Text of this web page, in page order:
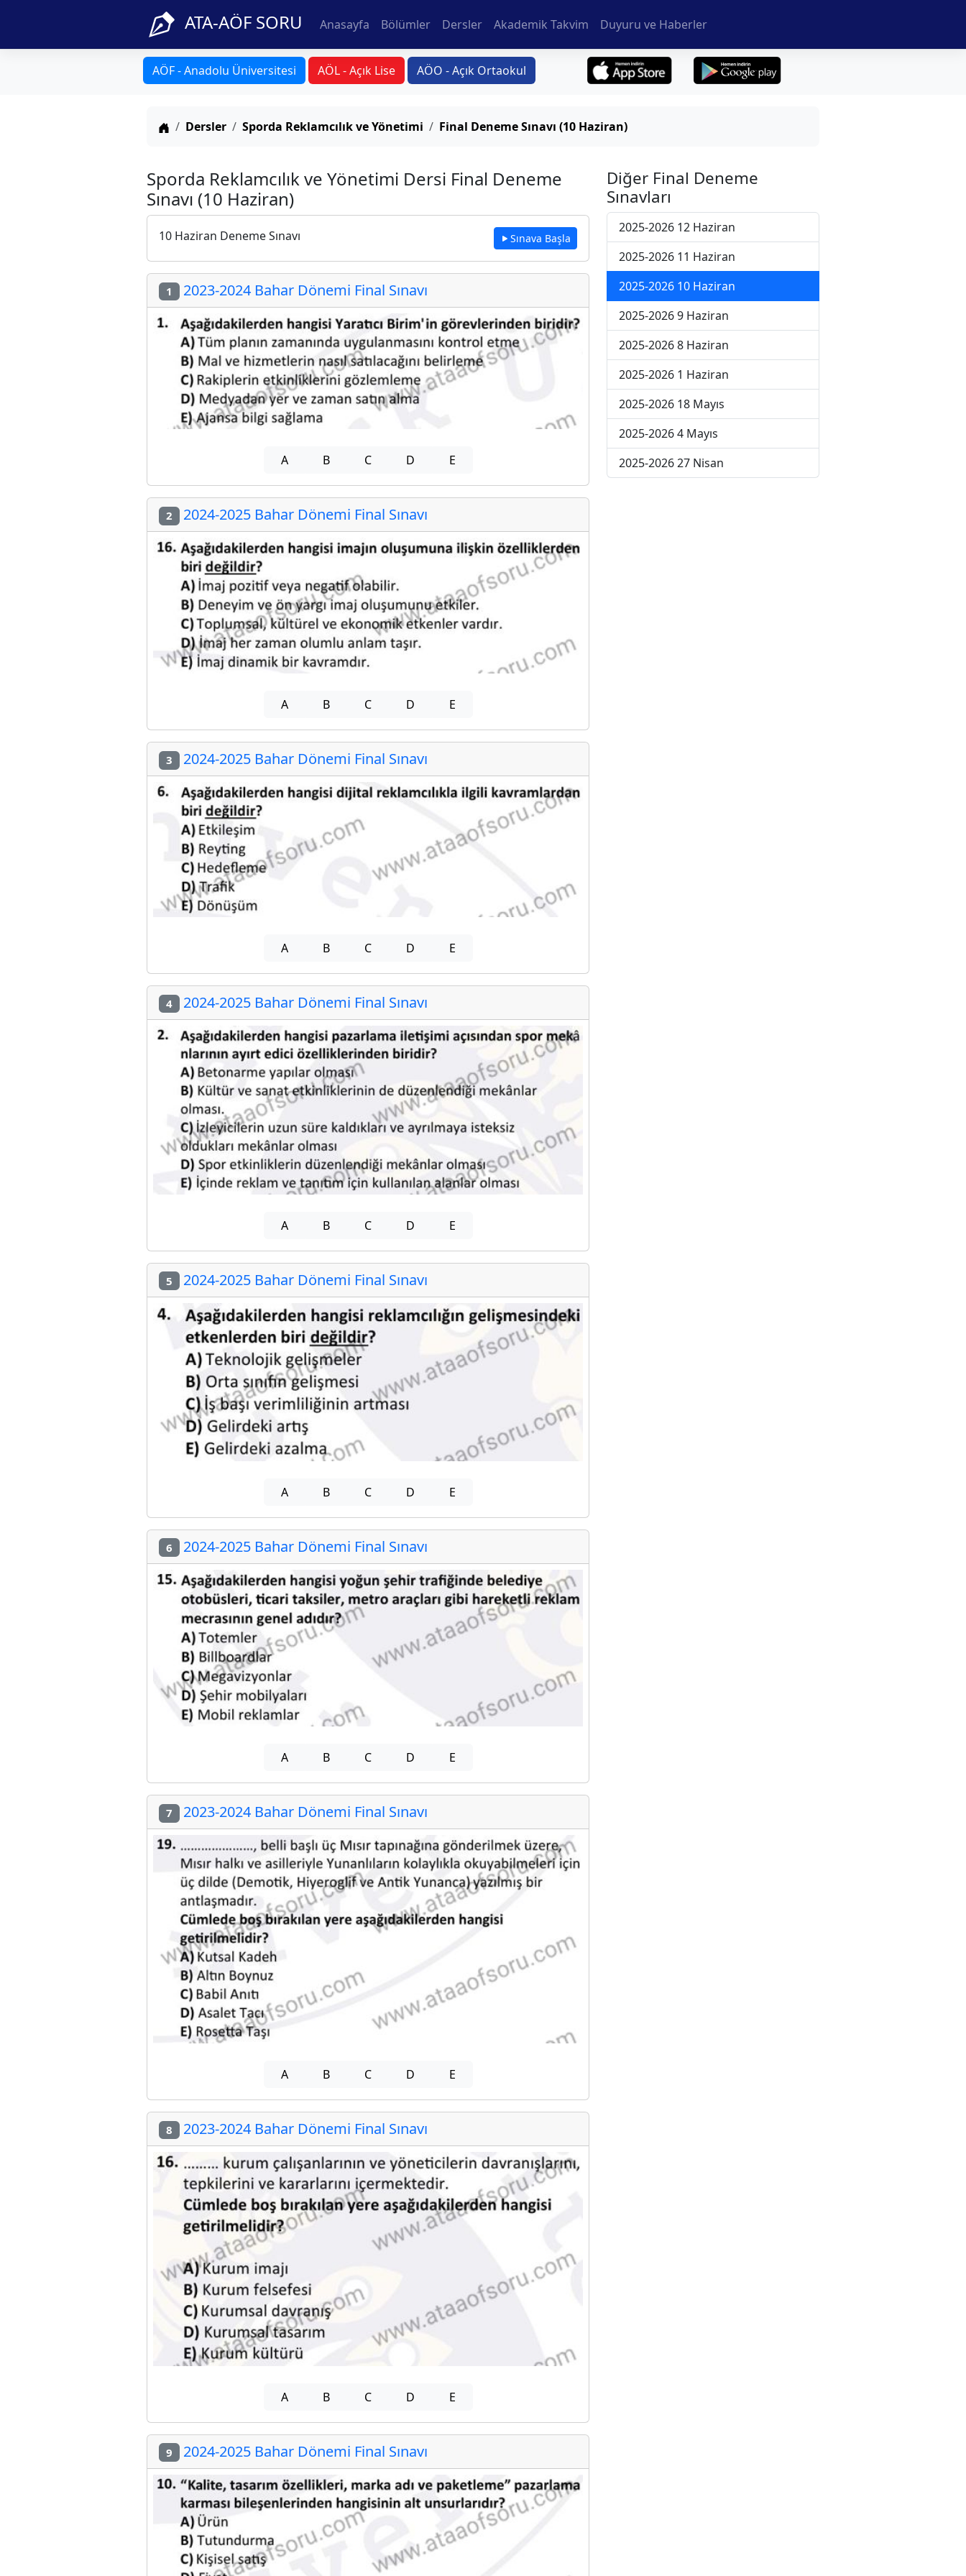
ATA-AÖF SORU Anasayfa Bölümler Dersler Akademik Takvim Duyuru ve Haberler
AÖF - Anadolu Üniversitesi AÖL - Açık Lise AÖO - Açık Ortaokul
Anasayfa
Dersler Sporda Reklamcılık ve Yönetimi Final Deneme Sınavı (10 Haziran)
Sporda Reklamcılık ve Yönetimi Dersi Final Deneme
Sınavı (10 Haziran)
10 Haziran Deneme Sınavı Sınava Başla
1 2023-2024 Bahar Dönemi Final Sınavı
A B C D E
2 2024-2025 Bahar Dönemi Final Sınavı
A B C D E
3 2024-2025 Bahar Dönemi Final Sınavı
A B C D E
4 2024-2025 Bahar Dönemi Final Sınavı
A B C D E
5 2024-2025 Bahar Dönemi Final Sınavı
A B C D E
6 2024-2025 Bahar Dönemi Final Sınavı
A B C D E
7 2023-2024 Bahar Dönemi Final Sınavı
A B C D E
8 2023-2024 Bahar Dönemi Final Sınavı
A B C D E
9 2024-2025 Bahar Dönemi Final Sınavı
Diğer Final Deneme
Sınavları
2025-2026 12 Haziran
2025-2026 11 Haziran
2025-2026 10 Haziran
2025-2026 9 Haziran
2025-2026 8 Haziran
2025-2026 1 Haziran
2025-2026 18 Mayıs
2025-2026 4 Mayıs
2025-2026 27 Nisan